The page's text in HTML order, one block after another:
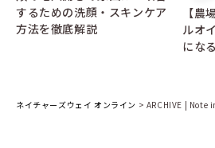
ネイチャーズウェイ オンライン > ARCHIVE | Note
するための洗顔・スキンケア
方法を徹底解説
【農
ルオ
にな